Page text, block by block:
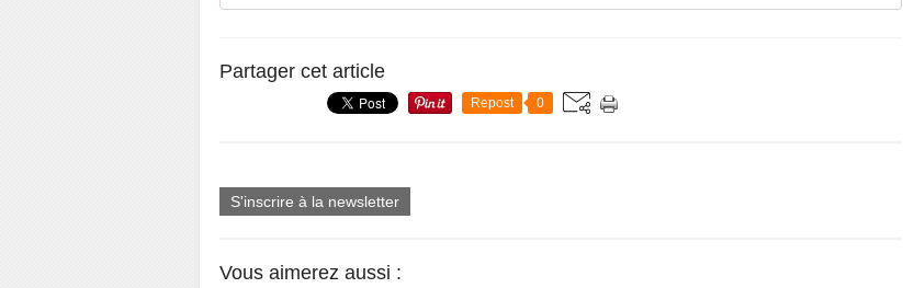
Partager cet article
Repost 0
S'inscrire à la newsletter
Vous aimerez aussi :